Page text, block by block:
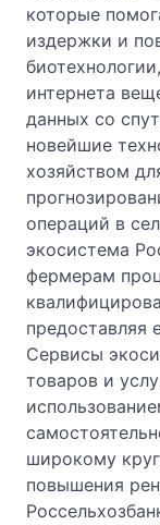
которые
издержки и
интернета
данных со
новейшие
хозяйством
операций в
экосистема
фермерам
предоставляя
Сервисы
товаров и
широкому
повышения